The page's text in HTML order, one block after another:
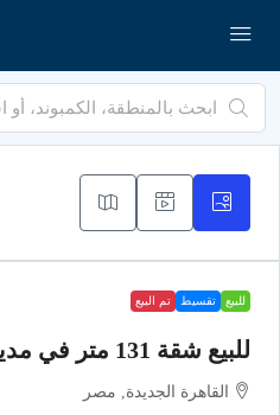
للبيع تقسيط تم البيع
للبيع شقة 131 متر في مدينتي B15 استلام فوري
القاهرة الجديدة, مصر